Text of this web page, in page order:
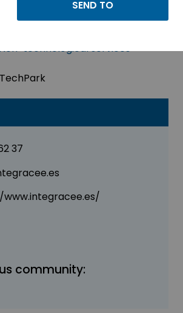
37
community:
technological services